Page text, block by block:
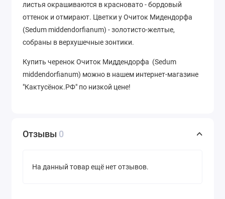
листья окрашиваются в красновато - бордовый
оттенок и отмирают. Цветки у Очиток Мидендорфа
(Sedum middendorfianum) - золотисто-желтые,
собраны в верхушечные зонтики.
Купить черенок Очиток Миддендорфа (Sedum
middendorfianum) можно в нашем интернет-магазине
"Кактусёнок.РФ" по низкой цене!
Отзывы 0
На данный товар ещё нет отзывов.